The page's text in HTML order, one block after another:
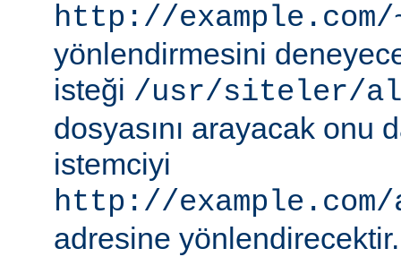
http://
yönlendirmesini
isteği /usr/siteler/
dosyasını arayacak onu
istemciyi
http://
adresine yönlendirecektir.